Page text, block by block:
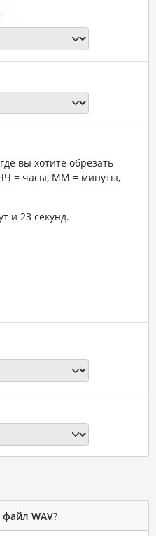
вы хотите обрезать
= часы, ММ = минуты,
и 23 секунд.
WAV?